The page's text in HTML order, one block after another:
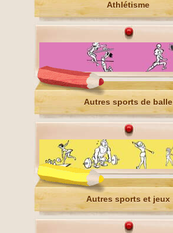
Athlétisme
Autres sports de balle
Autres sports et jeux